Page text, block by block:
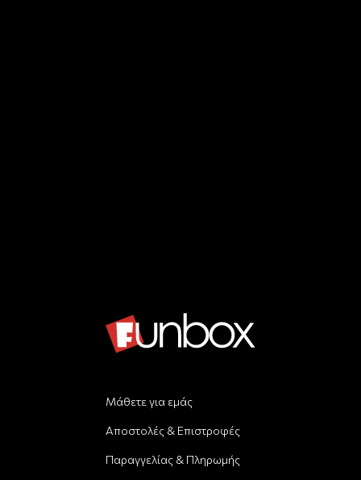
Μάθετε για εμάς
Αποστολές & Επιστροφές
Παραγγελίας & Πληρωμής